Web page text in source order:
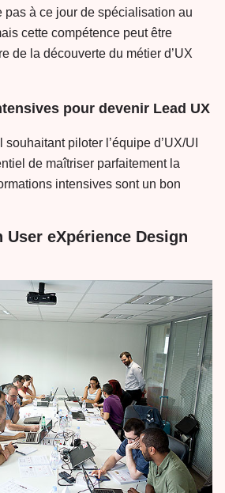
pas à ce jour de spécialisation au
cette compétence peut être
de la découverte du métier d’UX
pour devenir Lead UX
piloter l’équipe d’UX/UI
de maîtriser parfaitement la
intensives sont un bon
eXpérience Design